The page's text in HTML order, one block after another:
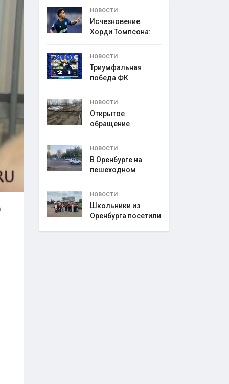
НОВОСТИ
Исчезновение
Хорди Томпсона:
НОВОСТИ
Триумфальная
победа ФК
НОВОСТИ
Открытое
обращение
НОВОСТИ
В Оренбурге на
пешеходном
НОВОСТИ
Школьники из
Оренбурга посетили